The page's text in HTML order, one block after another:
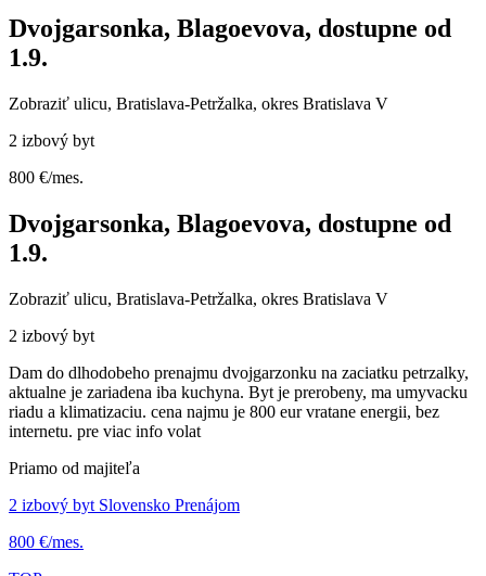
Dvojgarsonka, Blagoevova, dostupne od
1.9.
Zobraziť ulicu, Bratislava-Petržalka, okres Bratislava V
2 izbový byt
800 €/mes.
Dvojgarsonka, Blagoevova, dostupne od
1.9.
Zobraziť ulicu, Bratislava-Petržalka, okres Bratislava V
2 izbový byt
Dam do dlhodobeho prenajmu dvojgarzonku na zaciatku petrzalky,
aktualne je zariadena iba kuchyna. Byt je prerobeny, ma umyvacku
riadu a klimatizaciu. cena najmu je 800 eur vratane energii, bez
internetu. pre viac info volat
Priamo od majiteľa
2 izbový byt Slovensko Prenájom
800 €/mes.